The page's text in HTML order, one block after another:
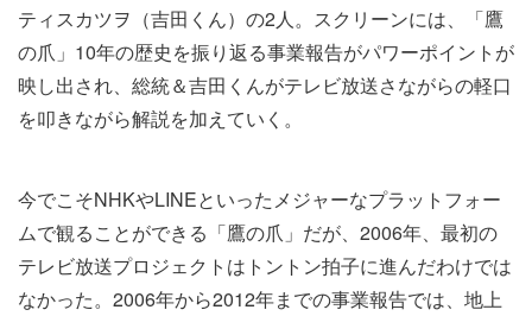
ティスカツヲ（吉田くん）の2人。スクリーンには、「鷹
の爪」10年の歴史を振り返る事業報告がパワーポイントが
映し出され、総統＆吉田くんがテレビ放送さながらの軽口
を叩きながら解説を加えていく。
今でこそNHKやLINEといったメジャーなプラットフォー
ムで観ることができる「鷹の爪」だが、2006年、最初の
テレビ放送プロジェクトはトントン拍子に進んだわけでは
なかった。2006年から2012年までの事業報告では、地上